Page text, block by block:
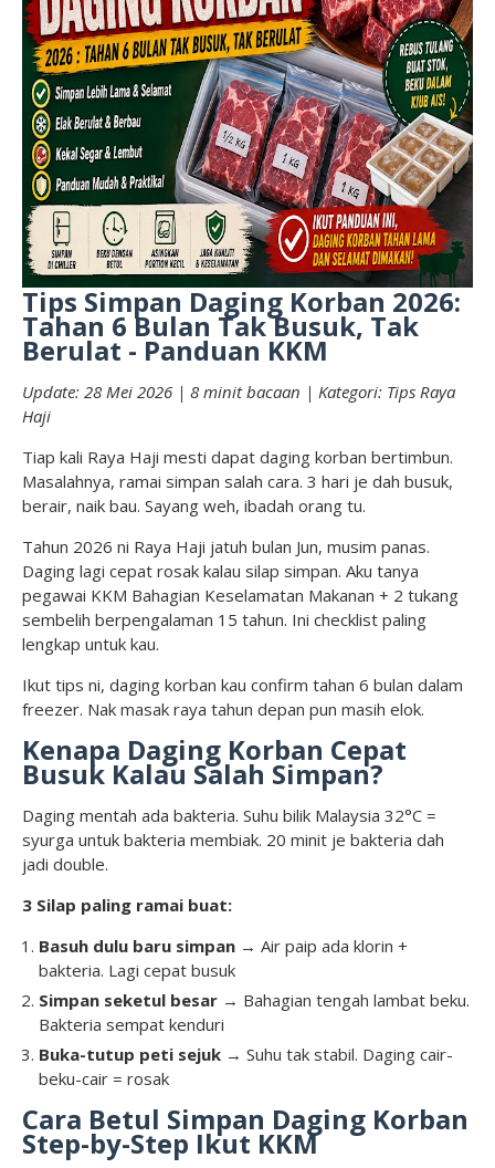
Tips Simpan Daging Korban 2026:
Tahan 6 Bulan Tak Busuk, Tak
Berulat - Panduan KKM
Update: 28 Mei 2026 | 8 minit bacaan | Kategori: Tips Raya
Haji
Tiap kali Raya Haji mesti dapat daging korban bertimbun.
Masalahnya, ramai simpan salah cara. 3 hari je dah busuk,
berair, naik bau. Sayang weh, ibadah orang tu.
Tahun 2026 ni Raya Haji jatuh bulan Jun, musim panas.
Daging lagi cepat rosak kalau silap simpan. Aku tanya
pegawai KKM Bahagian Keselamatan Makanan + 2 tukang
sembelih berpengalaman 15 tahun. Ini checklist paling
lengkap untuk kau.
Ikut tips ni, daging korban kau confirm tahan 6 bulan dalam
freezer. Nak masak raya tahun depan pun masih elok.
Kenapa Daging Korban Cepat
Busuk Kalau Salah Simpan?
Daging mentah ada bakteria. Suhu bilik Malaysia 32°C =
syurga untuk bakteria membiak. 20 minit je bakteria dah
jadi double.
3 Silap paling ramai buat:
Basuh dulu baru simpan → Air paip ada klorin +
bakteria. Lagi cepat busuk
Simpan seketul besar → Bahagian tengah lambat beku.
Bakteria sempat kenduri
Buka-tutup peti sejuk → Suhu tak stabil. Daging cair-
beku-cair = rosak
Cara Betul Simpan Daging Korban
Step-by-Step Ikut KKM